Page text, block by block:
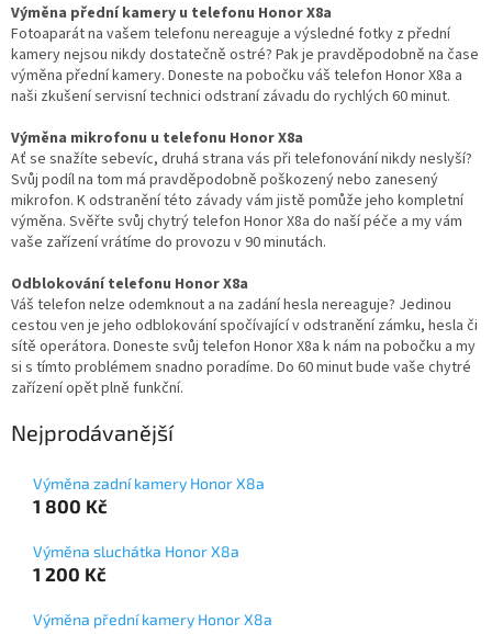
Výměna přední kamery u telefonu Honor X8a
Fotoaparát na vašem telefonu nereaguje a výsledné fotky z přední
kamery nejsou nikdy dostatečně ostré? Pak je pravděpodobně na čase
výměna přední kamery. Doneste na pobočku váš telefon Honor X8a a
naši zkušení servisní technici odstraní závadu do rychlých 60 minut.
Výměna mikrofonu u telefonu Honor X8a
Ať se snažíte sebevíc, druhá strana vás při telefonování nikdy neslyší?
Svůj podíl na tom má pravděpodobně poškozený nebo zanesený
mikrofon. K odstranění této závady vám jistě pomůže jeho kompletní
výměna. Svěřte svůj chytrý telefon Honor X8a do naší péče a my vám
vaše zařízení vrátíme do provozu v 90 minutách.
Odblokování telefonu Honor X8a
Váš telefon nelze odemknout a na zadání hesla nereaguje? Jedinou
cestou ven je jeho odblokování spočívající v odstranění zámku, hesla či
sítě operátora. Doneste svůj telefon Honor X8a k nám na pobočku a my
si s tímto problémem snadno poradíme. Do 60 minut bude vaše chytré
zařízení opět plně funkční.
Nejprodávanější
Výměna zadní kamery Honor X8a
1 800 Kč
Výměna sluchátka Honor X8a
1 200 Kč
Výměna přední kamery Honor X8a